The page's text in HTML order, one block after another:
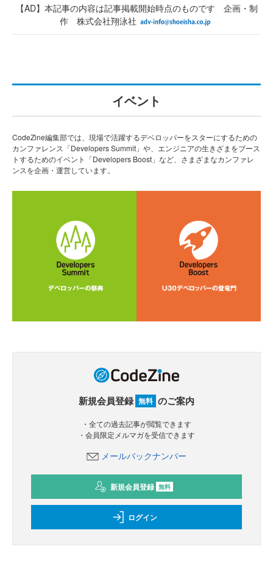
【AD】本記事の内容は記事掲載開始時点のものです 企画・制
作 株式会社翔泳社
イベント
CodeZine編集部では、現場で活躍するデベロッパーをスターにするための
カンファレンス「Developers Summit」や、エンジニアの生きざまをブース
トするためのイベント「Developers Boost」など、さまざまなカンファレ
ンスを企画・運営しています。
新規会員登録 無料 のご案内
・全ての過去記事が閲覧できます
・会員限定メルマガを受信できます
メールバックナンバー
新規会員登録 無料
ログイン